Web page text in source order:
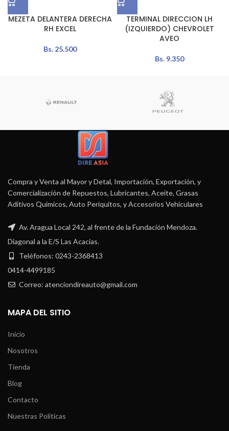
MEZETA DELANTERA DERECHA
RH EXCEL
Bs.25.500
TERMINAL DIRECCION LH
(IZQUIERDO) CHEVROLET
AVEO
Bs.9.350
Compra y Venta al Mayor y Detal, Importación, Exportación, y
Comercialización de Repuestos, Lubricantes, Aceite, Grasas
Aditivos Químicos, Auto Periquitos, y Accesorios Vehiculares
Av. Aragua Local 242, al frente de la Fundación Mendoza.
Diagonal a la E/S Las Acacias.
Teléfonos: 0243-2368413
0414-4499185
Correo: atenciondireauto@gmail.com
MAPA DEL SITIO
Inicio
Nosotros
Tienda
Blog
Contacto
Nuestras Políticas